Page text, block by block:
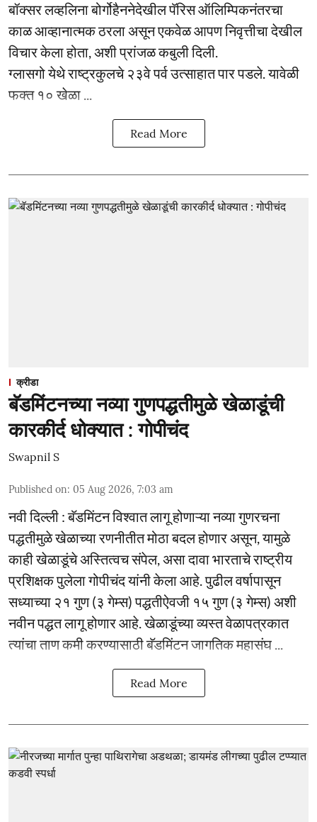
बॉक्सर लव्हलिना बोर्गोहैननेदेखील पॅरिस ऑलिम्पिकनंतरचा
काळ आव्हानात्मक ठरला असून एकवेळ आपण निवृत्तीचा देखील
विचार केला होता, अशी प्रांजळ कबुली दिली.
ग्लासगो येथे राष्ट्रकुलचे २३वे पर्व उत्साहात पार पडले. यावेळी
फक्त १० खेळा ...
Read More
क्रीडा
बॅडमिंटनच्या नव्या गुणपद्धतीमुळे खेळाडूंची
कारकीर्द धोक्यात : गोपीचंद
Swapnil S
Published on: 05 Aug 2026, 7:03 am
नवी दिल्ली : बॅडमिंटन विश्वात लागू होणाऱ्या नव्या गुणरचना
पद्धतीमुळे खेळाच्या रणनीतीत मोठा बदल होणार असून, यामुळे
काही खेळाडूंचे अस्तित्वच संपेल, असा दावा भारताचे राष्ट्रीय
प्रशिक्षक पुलेला गोपीचंद यांनी केला आहे. पुढील वर्षापासून
सध्याच्या २१ गुण (३ गेम्स) पद्धतीऐवजी १५ गुण (३ गेम्स) अशी
नवीन पद्धत लागू होणार आहे. खेळाडूंच्या व्यस्त वेळापत्रकात
त्यांचा ताण कमी करण्यासाठी बॅडमिंटन जागतिक महासंघ ...
Read More